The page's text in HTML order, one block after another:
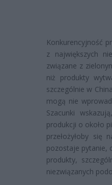
Konkurencyjność
z największych
związane z
niż produkty
szczególnie w
mogą nie
Szacunki
produkcji o około
przełożyłoby
pozostaje pytanie,
produkty,
niezwiązanych